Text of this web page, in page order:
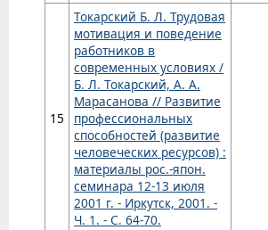
15
Токарский Б. Л. Трудовая
мотивация и поведение
работников в
современных условиях /
Б. Л. Токарский, А. А.
Марасанова // Развитие
профессиональных
способностей (развитие
человеческих ресурсов) :
материалы рос.-япон.
семинара 12-13 июля
2001 г. - Иркутск, 2001. -
Ч. 1. - С. 64-70.